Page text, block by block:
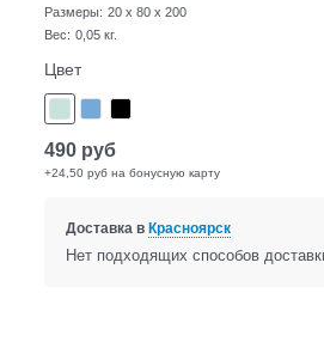
Размеры: 20 x 80 x 200
Вес: 0,05 кг.
Цвет
490 руб
+24,50 руб на бонусную карту
Доставка в Красноярск
Нет подходящих способов